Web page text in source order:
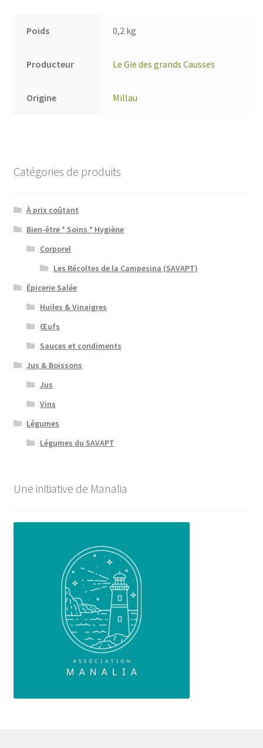
Poids 0,2 kg
Producteur Le Gie des grands Causses
Origine Millau
Catégories de produits
À prix coûtant
Bien-être * Soins * Hygiène
Corporel
Les Récoltes de la Campesina (SAVAPT)
Épicerie Salée
Huiles & Vinaigres
Œufs
Sauces et condiments
Jus & Boissons
Jus
Vins
Légumes
Légumes du SAVAPT
Une initiative de Manalia